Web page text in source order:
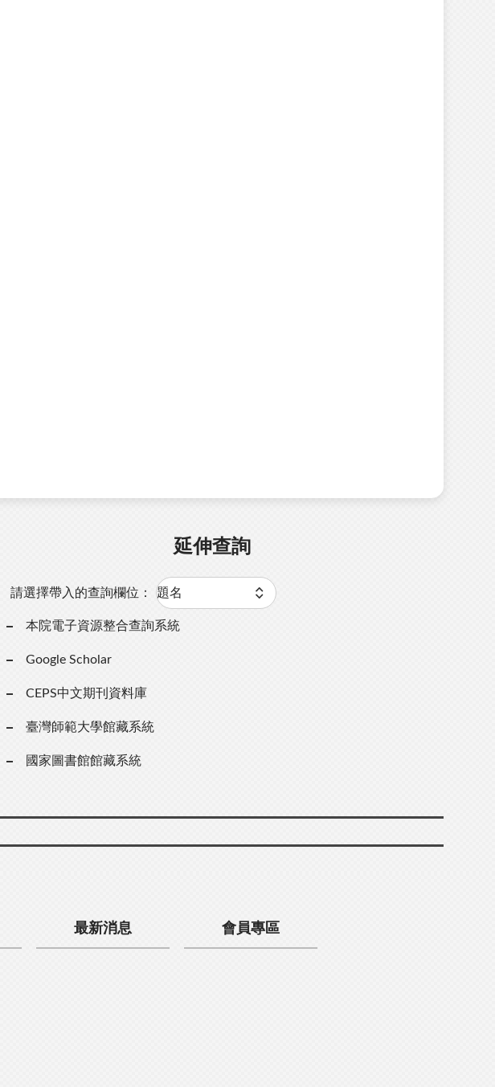
延伸查詢
請選擇帶入的查詢欄位：
本院電子資源整合查詢系統
Google Scholar
CEPS中文期刊資料庫
臺灣師範大學館藏系統
國家圖書館館藏系統
最新消息 會員專區